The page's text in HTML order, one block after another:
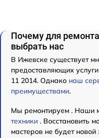
Почему для
выбрать нас
В Ижевске существует
предоставляющих
11 2014. Однако наш
преимуществами.
Мы ремонтируем . Наши
техники . Восстановить
мастеров не будет